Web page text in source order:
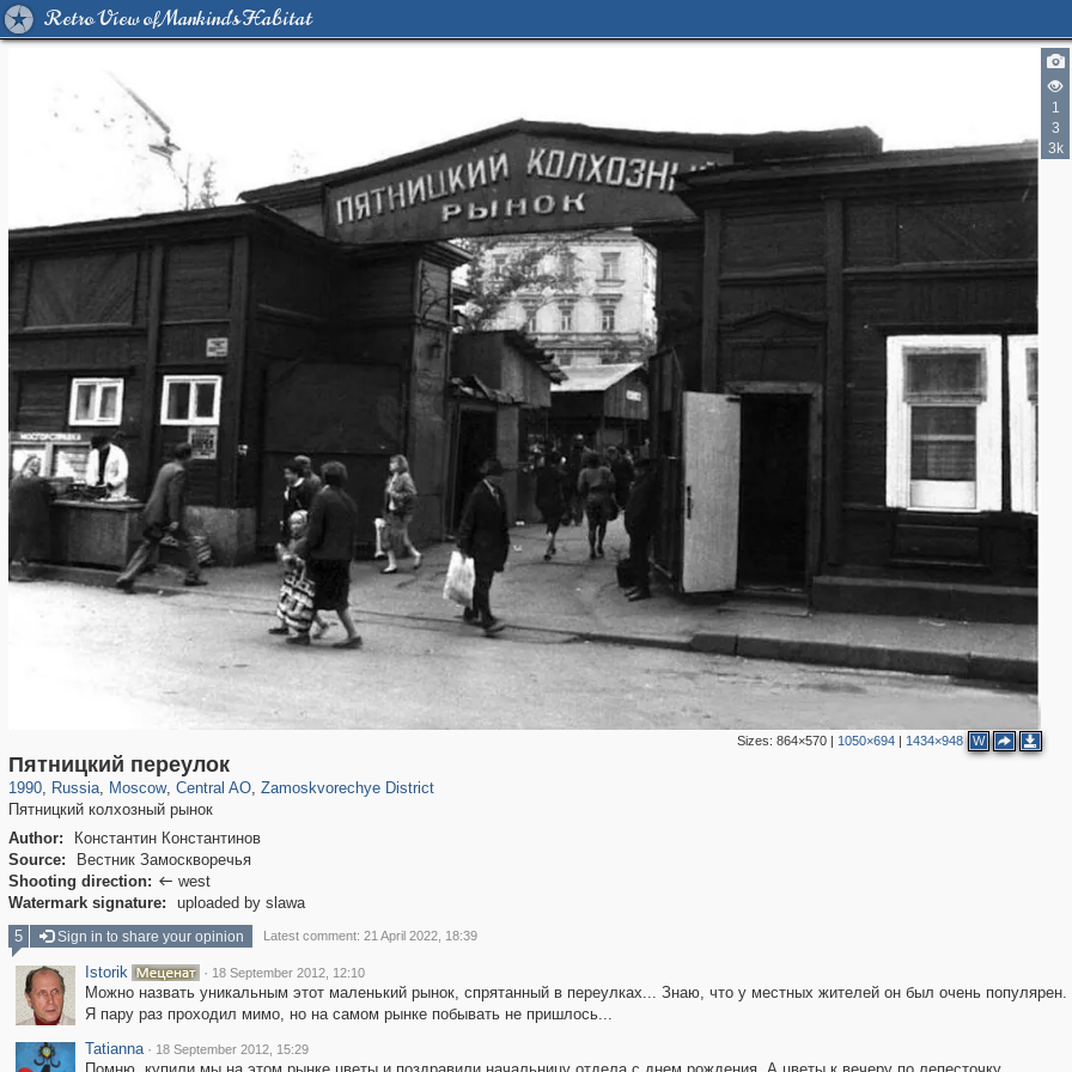
Retro View of Mankind's Habitat
1
3
3k
Sizes: 864×570| 1050×694| 1434×948 W
Пятницкий переулок
1990, Russia
1,406,257 29,243
, Moscow
319,779 8,286
, Central AO
159,978 5,916
, Zamoskvorechye District
Пятницкий колхозный рынок
Author:
Константин Константинов
Source:
Вестник Замоскворечья
Shooting direction:  west
Watermark signature:
uploaded by slawa
5
3
5 Sign in to share your opinion Latest comment: 21 April 2022, 18:39
Istorik · 18 September 2012, 12:10
Можно назвать уникальным этот маленький рынок, спрятанный в переулках... Знаю, что у местных жителей он был очень популярен.
Я пару раз проходил мимо, но на самом рынке побывать не пришлось...
Tatianna · 18 September 2012, 15:29